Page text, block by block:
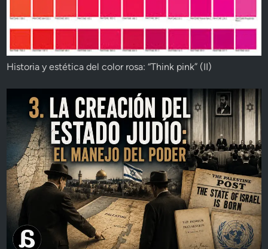
Historia y estética del color rosa: “Think pink” (II)